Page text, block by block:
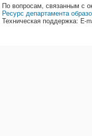
По вопросам, связанным с
Ресурс департамента
Техническая поддержка: E-